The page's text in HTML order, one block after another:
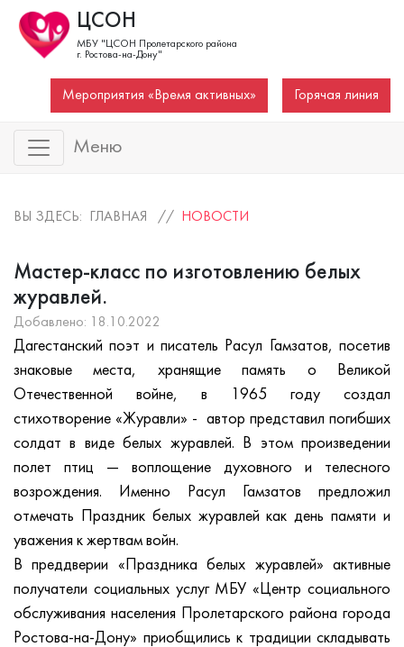
ЦСОН
МБУ "ЦСОН Пролетарского района
г. Ростова-на-Дону"
Мероприятия «Время активных» Горячая линия
Меню
ВЫ ЗДЕСЬ: ГЛАВНАЯ // НОВОСТИ
Мастер-класс по изготовлению белых
журавлей.
Добавлено: 18.10.2022
Дагестанский поэт и писатель Расул Гамзатов, посетив
знаковые места, хранящие память о Великой
Отечественной войне, в 1965 году создал
стихотворение «Журавли» - автор представил погибших
солдат в виде белых журавлей. В этом произведении
полет птиц — воплощение духовного и телесного
возрождения. Именно Расул Гамзатов предложил
отмечать Праздник белых журавлей как день памяти и
уважения к жертвам войн.
В преддверии «Праздника белых журавлей» активные
получатели социальных услуг МБУ «Центр социального
обслуживания населения Пролетарского района города
Ростова-на-Дону» приобщились к традиции складывать